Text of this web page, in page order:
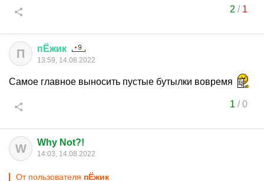
2 / 1
П пЁжик
13:59, 14.08.2022
Самое главное выносить пустые бутылки вовремя
1 /0
W Why Not?!
14:03, 14.08.2022
От пользователя пЁжик